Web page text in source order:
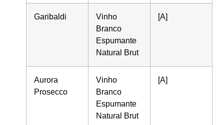
Garibaldi
Vinho
Branco
Espumante
Natural Brut
[A]
Aurora
Prosecco
Vinho
Branco
Espumante
Natural Brut
[A]